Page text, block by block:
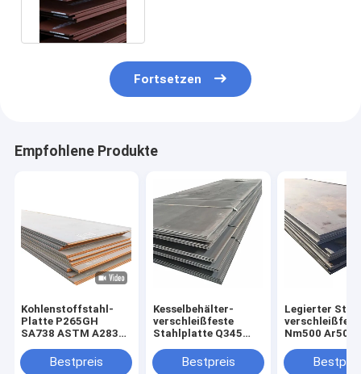
Fortsetzen
Empfohlene Produkte
Kohlenstoffstahl-
Platte P265GH
SA738 ASTM A283
IndustrieBestpreis
Kesselbehälter-
verschleißfeste
Stahlplatte Q345
warmgewalzt
Bestpreis
Legierter
verschleißfest
Nm500 Ar500